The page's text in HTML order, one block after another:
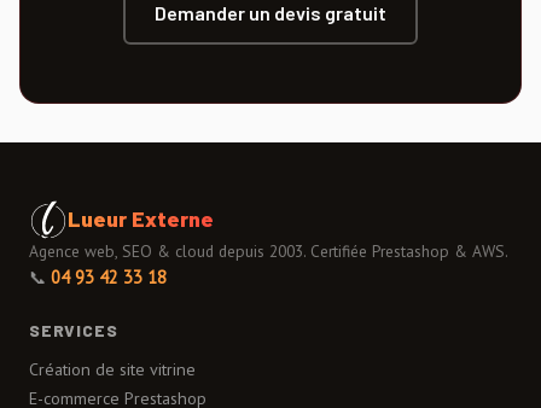
Demander un devis gratuit
Lueur Externe
Agence web, SEO & cloud depuis 2003. Certifiée Prestashop & AWS.
📞 04 93 42 33 18
SERVICES
Création de site vitrine
E-commerce Prestashop